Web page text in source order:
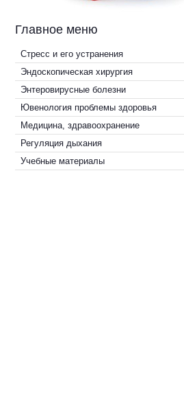
Главное меню
Стресс и его устранения
Эндоскопическая хирургия
Энтеровирусные болезни
Ювенология проблемы здоровья
Медицина, здравоохранение
Регуляция дыхания
Учебные материалы